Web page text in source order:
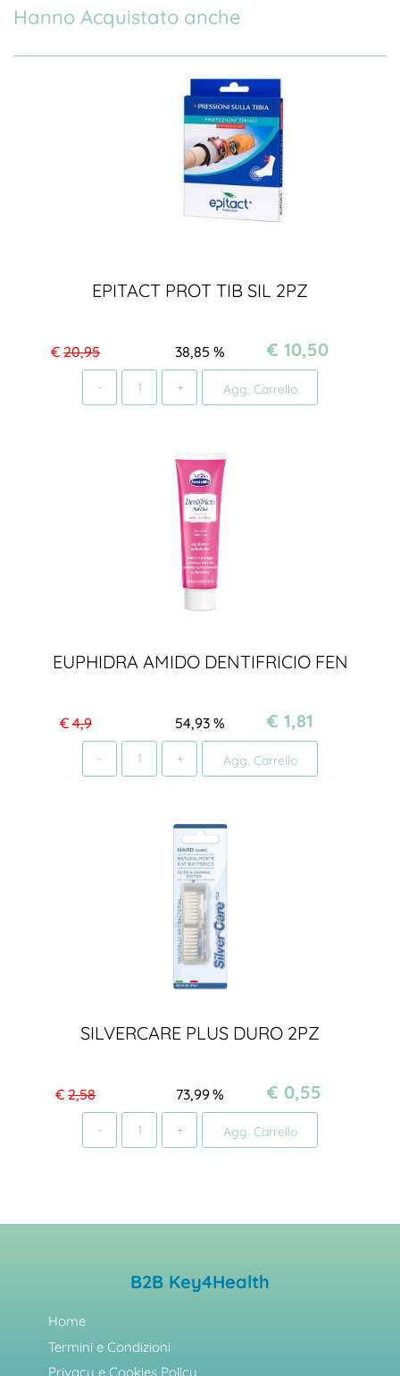
Hanno Acquistato anche
EPITACT PROT TIB SIL 2PZ
€ 20,95 %
38,85 € 10,50
Agg. Carrello
EUPHIDRA AMIDO DENTIFRICIO FEN
€4,9 %
54,93 € 1,81
Agg. Carrello
SILVERCARE PLUS DURO 2PZ
€ 2,58 %
73,99 € 0,55
Agg. Carrello
B2B Key4Health
Home
Termini e Condizioni
Privacy e Cookies Policy